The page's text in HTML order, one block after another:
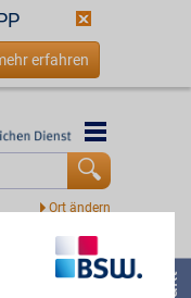
erfahren
Partner